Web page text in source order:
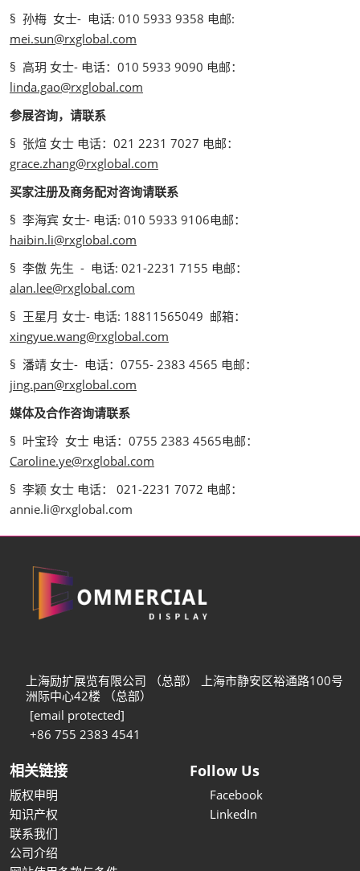
§ 孙梅 女士- 电话: 010 5933 9358 电邮:
mei.sun@rxglobal.com
§ 高玥 女士- 电话：010 5933 9090 电邮：
linda.gao@rxglobal.com
参展咨询，请联系
§ 张煊 女士 电话：021 2231 7027 电邮：
grace.zhang@rxglobal.com
买家注册及商务配对咨询请联系
§ 李海宾 女士- 电话: 010 5933 9106电邮：
haibin.li@rxglobal.com
§ 李傲 先生 - 电话: 021-2231 7155 电邮：
alan.lee@rxglobal.com
§ 王星月 女士- 电话: 18811565049 邮箱：
xingyue.wang@rxglobal.com
§ 潘靖 女士- 电话：0755- 2383 4565 电邮：
jing.pan@rxglobal.com
媒体及合作咨询请联系
§ 叶宝玲 女士 电话：0755 2383 4565电邮：
Caroline.ye@rxglobal.com
§ 李颖 女士 电话： 021-2231 7072 电邮：
annie.li@rxglobal.com
上海励扩展览有限公司 （总部） 上海市静安区裕通路100号
洲际中心42楼 （总部）
[email protected]
+86 755 2383 4541
相关链接
版权申明
知识产权
联系我们
公司介绍
Follow Us
Facebook
LinkedIn